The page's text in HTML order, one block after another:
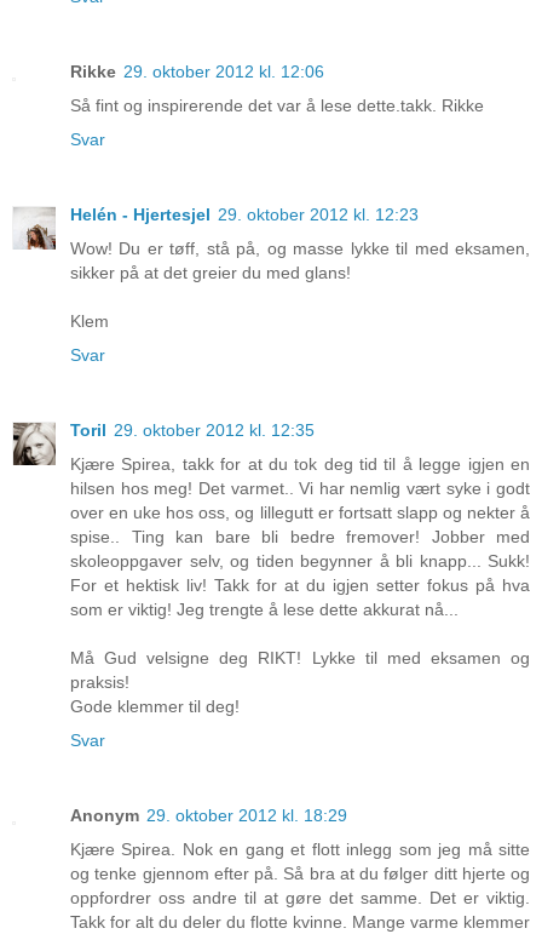
Rikke 29. oktober 2012 kl. 12:06
Så fint og inspirerende det var å lese dette.takk. Rikke
Svar
Helén - Hjertesjel 29. oktober 2012 kl. 12:23
Wow! Du er tøff, stå på, og masse lykke til med eksamen,
sikker på at det greier du med glans!
Klem
Svar
Toril 29. oktober 2012 kl. 12:35
Kjære Spirea, takk for at du tok deg tid til å legge igjen en
hilsen hos meg! Det varmet.. Vi har nemlig vært syke i godt
over en uke hos oss, og lillegutt er fortsatt slapp og nekter å
spise.. Ting kan bare bli bedre fremover! Jobber med
skoleoppgaver selv, og tiden begynner å bli knapp... Sukk!
For et hektisk liv! Takk for at du igjen setter fokus på hva
som er viktig! Jeg trengte å lese dette akkurat nå...
Må Gud velsigne deg RIKT! Lykke til med eksamen og
praksis!
Gode klemmer til deg!
Svar
Anonym 29. oktober 2012 kl. 18:29
Kjære Spirea. Nok en gang et flott inlegg som jeg må sitte
og tenke gjennom efter på. Så bra at du følger ditt hjerte og
oppfordrer oss andre til at gøre det samme. Det er viktig.
Takk for alt du deler du flotte kvinne. Mange varme klemmer